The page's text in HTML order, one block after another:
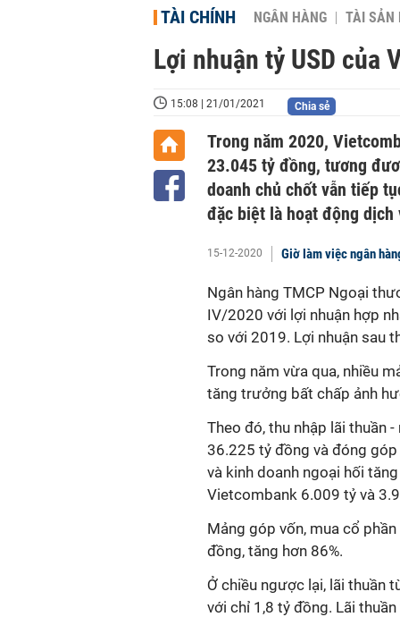
TÀI CHÍNH NGÂN HÀNG TÀI SẢN
Lợi nhuận tỷ USD của
15:08 | 21/01/2021 Chia sẻ
Trong năm 2020,
23.045 tỷ đồng, tương
doanh chủ chốt vẫn tiếp
đặc biệt là hoạt động
15-12-2020 Giờ làm việc ngân
Ngân hàng TMCP Ngoại
IV/2020 với lợi nhuận hợp
so với 2019. Lợi nhuận sau
Trong năm vừa qua, nhiều
tăng trưởng bất chấp ảnh
Theo đó, thu nhập lãi thuần
36.225 tỷ đồng và đóng
và kinh doanh ngoại hối
Vietcombank 6.009 tỷ và
Mảng góp vốn, mua cổ
đồng, tăng hơn 86%.
Ở chiều ngược lại, lãi thuần
với chỉ 1,8 tỷ đồng. Lãi